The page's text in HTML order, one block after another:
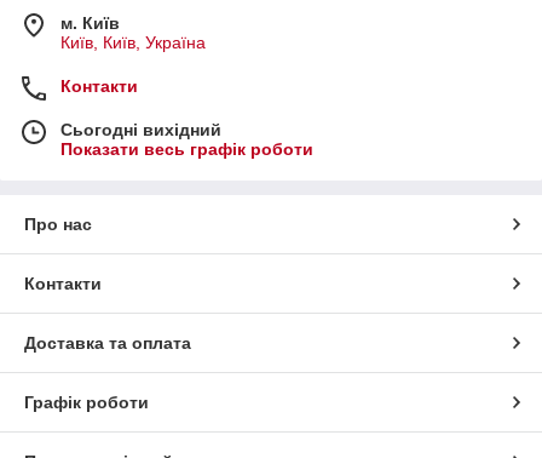
м. Київ
Київ, Київ, Україна
Контакти
Сьогодні вихідний
Показати весь графік роботи
Про нас
Контакти
Доставка та оплата
Графік роботи